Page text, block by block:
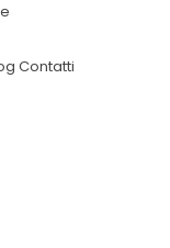
Contatti